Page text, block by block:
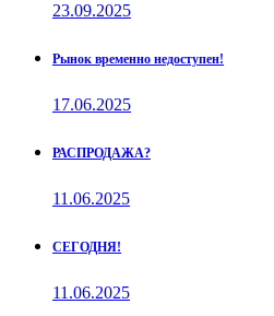
23.09.2025
Рынок временно недоступен!
17.06.2025
РАСПРОДАЖА?
11.06.2025
СЕГОДНЯ!
11.06.2025